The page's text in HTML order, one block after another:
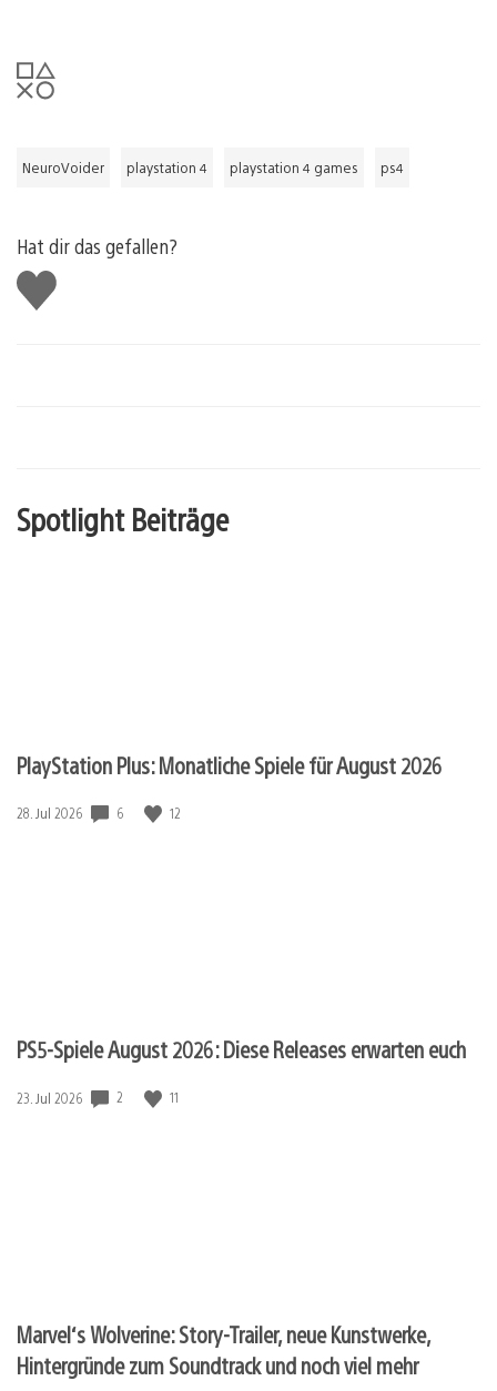
NeuroVoider playstation 4 playstation 4 games ps4
Hat dir das gefallen?
Gefällt
mir
Spotlight Beiträge
PlayStation Plus: Monatliche Spiele für August 2026
Veröffentlichungsdatum:
28. Jul 2026 6 12
PS5-Spiele August 2026: Diese Releases erwarten euch
Veröffentlichungsdatum:
23. Jul 2026 2 11
Marvel‘s Wolverine: Story-Trailer, neue Kunstwerke,
Hintergründe zum Soundtrack und noch viel mehr